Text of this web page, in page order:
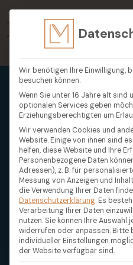
Wir benötigen Ihre Einwilligung,
besuchen können.
Wenn Sie unter 16 Jahre alt sind
optionalen Services geben
Erziehungsberechtigten um
Wir verwenden Cookies und
Website. Einige von ihnen sind
helfen, diese Website und Ihre
Personenbezogene Daten
Adressen), z. B. für
Messung von Anzeigen und
die Verwendung Ihrer Daten
Datenschutzerklärung. Es
Verarbeitung Ihrer Daten
nutzen. Sie können Ihre Auswahl
widerrufen oder anpassen. Bitte
individueller Einstellungen
der Website verfügbar sind.